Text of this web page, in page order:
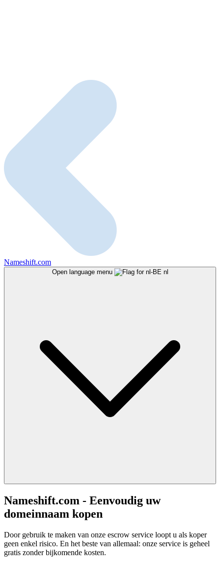
Nameshift.com
Open language menu nl
Nameshift.com - Eenvoudig uw
domeinnaam kopen
Door gebruik te maken van onze escrow service loopt u als koper
geen enkel risico. En het beste van allemaal: onze service is geheel
gratis zonder bijkomende kosten.